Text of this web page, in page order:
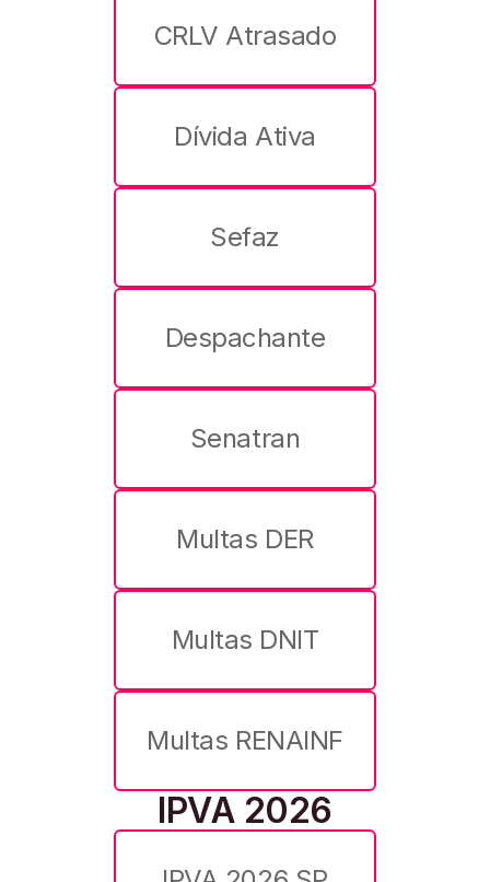
CRLV Atrasado
Dívida Ativa
Sefaz
Despachante
Senatran
Multas DER
Multas DNIT
Multas RENAINF
IPVA 2026